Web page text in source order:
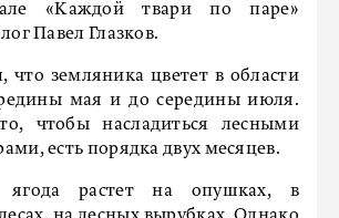
«Каждой твари по паре»
Павел Глазков.
земляника цветет в области
мая и до середины июля.
чтобы насладиться лесными
есть порядка двух месяцев.
ягода растет на опушках, в